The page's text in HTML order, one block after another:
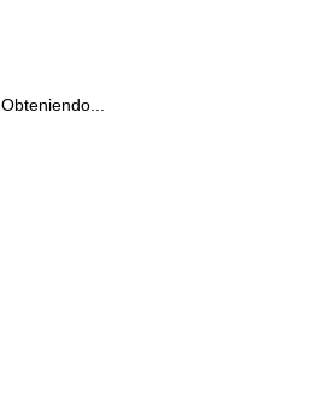
Obteniendo...